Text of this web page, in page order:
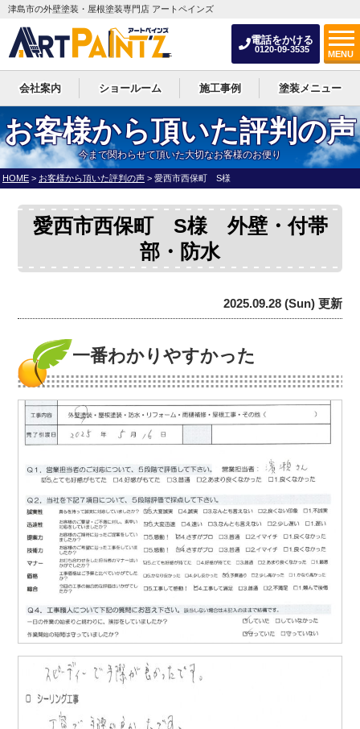
電話をかける
0120-09-3535
MENU
津島市の外壁塗装・屋根塗装専門店 アートペインズ
会社案内 ショールーム 施工事例 塗装メニュー
お客様から頂いた評判の声
今まで関わらせて頂いた大切なお客様のお便り
HOME > お客様から頂いた評判の声 > 愛西市西保町 S様
愛西市西保町 S様 外壁・付帯
部・防水
2025.09.28 (Sun) 更新
一番わかりやすかった